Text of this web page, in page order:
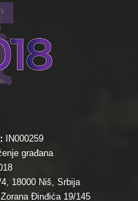
IN000259
građana
18000 Niš, Srbija
Đinđića 19/145